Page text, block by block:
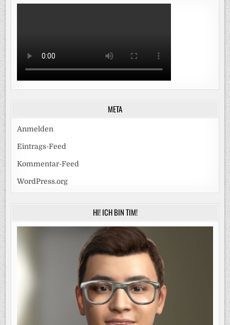
META
Anmelden
Eintrags-Feed
Kommentar-Feed
WordPress.org
HI! ICH BIN TIM!